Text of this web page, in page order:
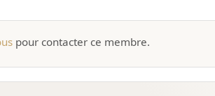
pour contacter ce membre.